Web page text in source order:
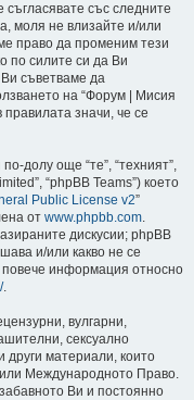
съгласявате със следните
моля не влизайте и/или
право да променим тези
по силите си да Ви
съветваме да
на “Форум | Мисия
значи, че се
долу още “те”, “техният”,
“phpBB Teams”) което
Public License v2”
от www.phpbb.com.
дискусии; phpBB
и/или какво не се
информация относно
.
вулгарни,
сексуално
материали, които
Международното Право.
Ви и постоянно